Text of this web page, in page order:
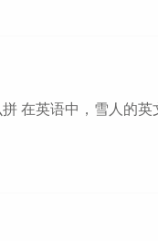
在英语中，雪人的